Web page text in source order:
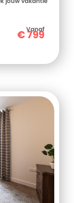
Vanaf
€799